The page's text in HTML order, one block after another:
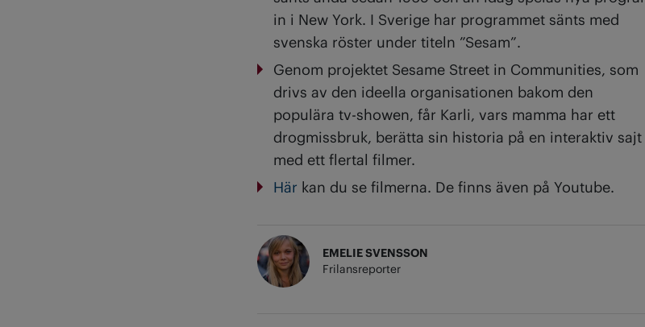
in i New York. I Sverige har programmet sänts med
svenska röster under titeln ”Sesam”.
Genom projektet Sesame Street in Communities, som
drivs av den ideella organisationen bakom den
populära tv-showen, får Karli, vars mamma har ett
drogmissbruk, berätta sin historia på en interaktiv sajt
med ett flertal filmer.
Här kan du se filmerna. De finns även på Youtube.
EMELIE SVENSSON
Frilansreporter